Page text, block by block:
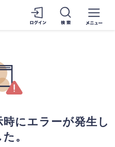
にエラーが発生し
。